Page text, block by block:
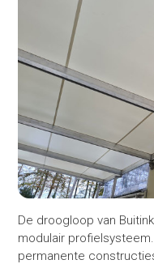
De droogloop van
modulair
permanente